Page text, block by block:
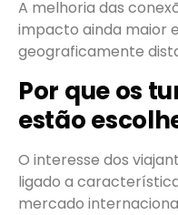
A melhoria das
impacto ainda maior
geograficamente
Por que os
estão
O interesse dos
ligado a
mercado